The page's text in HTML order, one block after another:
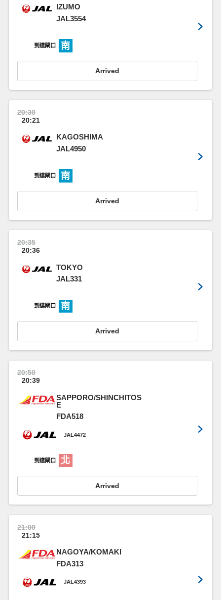
IZUMO
JAL3554
到達閘口 南
Arrived
20:30
20:21
KAGOSHIMA
JAL4950
到達閘口 南
Arrived
20:35
20:36
TOKYO
JAL331
到達閘口 南
Arrived
20:50
20:39
SAPPORO/SHINCHITOS
E
FDA518
JAL4472
到達閘口 北
Arrived
21:00
21:15
NAGOYA/KOMAKI
FDA313
JAL4393